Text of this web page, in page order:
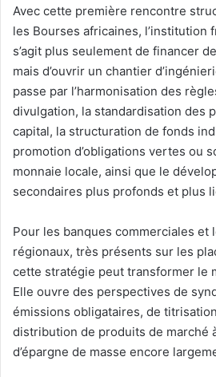
Avec cette première rencontre
les Bourses africaines, l’institution
s’agit plus seulement de financer
mais d’ouvrir un chantier
passe par l’harmonisation des
divulgation, la standardisation des
capital, la structuration de fonds
promotion d’obligations vertes ou
monnaie locale, ainsi que le
secondaires plus profonds et plus
Pour les banques commerciales et
régionaux, très présents sur les
cette stratégie peut transformer le
Elle ouvre des perspectives de
émissions obligataires, de
distribution de produits de marché
d’épargne de masse encore